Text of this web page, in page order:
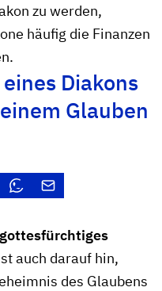
zu werden,
häufig die Finanzen
Diakons
Glauben
auch darauf hin,
des Glaubens